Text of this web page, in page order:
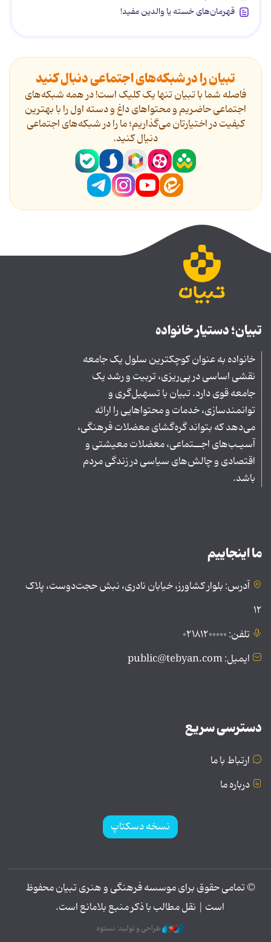
قهرمان‌های خسته یا والدین مفید!
تبیان را در شبکه‌های اجتماعی دنبال کنید
فاصله شما با تبیان تنها یک کلیک است! در همه شبکه‌های
اجتماعی حاضریم و محتواهای داغ و دسته اول را با بهترین
کیفیت در اختیارتان می‌گذاریم؛ ما را در شبکه‌های اجتماعی
دنیال کنید.
تبیان؛ دستیار خانواده
خانواده به عنوان کوچکترین سلول یک جامعه
نقشی اساسی در پی‌ریزی، تربیت و رشد یک
جامعه قوی دارد. تبیان با تسهیل‌گری و
توانمندسازی، خدمات و محتواهایی را ارائه
می‌دهد که بتواند گره‌گشای معضلات فرهنگی،
آسیـب‌های اجــتماعی، معضلات معیشتی و
اقتصادی و چالش‌های سیاسی در زندگی مردم
باشد.
ما اینجاییم
آدرس: بلوار کشاورز، خیابان نادری، نبش حجت‌دوست، پلاک
۱۲
تلفن: ۰۲۱۸۱۲۰۰۰۰۰
ایمیل: public@tebyan.com
دسترسی سریع
ارتباط با ما
درباره ما
نسخه دسکتاپ
© تمامی حقوق برای موسسه فرهنگی و هنری تبیان محفوظ
است | نقل مطالب با ذکر منبع بلامانع است.
طراحی و تولید: نستوه